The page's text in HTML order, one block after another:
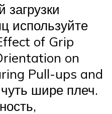
используйте
of Grip
on
Pull-ups and
шире плеч.